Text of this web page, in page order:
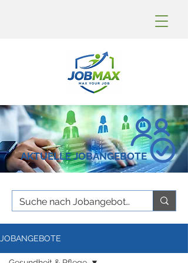
AKTUELLE JOBANGEBOTE
JOBANGEBOTE